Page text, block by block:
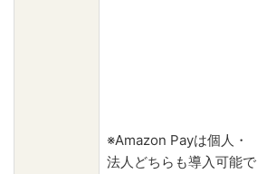
※Amazon Payは個人・
法人どちらも導入可能で